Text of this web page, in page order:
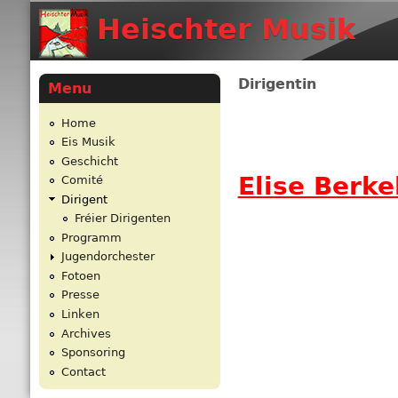
Heischter Musik
Dirigentin
Elise
Menu
Home
Eis Musik
Geschicht
Comité
Dirigent
Fréier Dirigenten
Programm
Jugendorchester
Fotoen
Presse
Linken
Archives
Sponsoring
Contact